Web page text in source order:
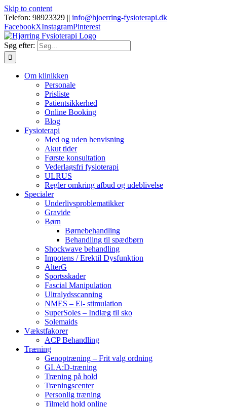
Skip to content
Telefon: 98923329 || info@hjoerring-fysioterapi.dk
FacebookXInstagramPinterest
Søg efter:
Om klinikken
Personale
Prisliste
Patientsikkerhed
Online Booking
Blog
Fysioterapi
Med og uden henvisning
Akut tider
Første konsultation
Vederlagsfri fysioterapi
ULRUS
Regler omkring afbud og udeblivelse
Specialer
Underlivsproblematikker
Gravide
Børn
Børnebehandling
Behandling til spædbørn
Shockwave behandling
Impotens / Erektil Dysfunktion
AlterG
Sportsskader
Fascial Manipulation
Ultralydsscanning
NMES – El- stimulation
SuperSoles – Indlæg til sko
Solemaids
Vækstfakorer
ACP Behandling
Træning
Genoptræning – Frit valg ordning
GLA:D-træning
Træning på hold
Træningscenter
Personlig træning
Tilmeld hold online